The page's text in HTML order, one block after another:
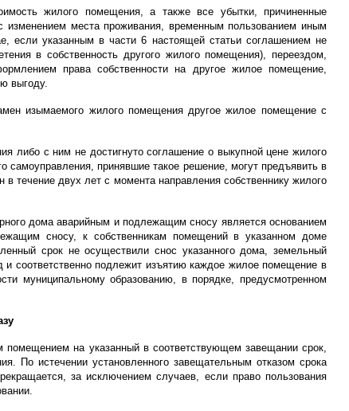
жилого помещения, а также все убытки, причиненные
изменением места проживания, временным пользованием иным
если указанным в части 6 настоящей статьи соглашением не
в собственность другого жилого помещения), переездом,
права собственности на другое жилое помещение,
выгоду.
изымаемого жилого помещения другое жилое помещение с
либо с ним не достигнуто соглашение о выкупной цене жилого
самоуправления, принявшие такое решение, могут предъявить в
двух лет с момента направления собственнику жилого
дома аварийным и подлежащим сносу является основанием
сносу, к собственникам помещений в указанном доме
срок не осуществили снос указанного дома, земельный
соответственно подлежит изъятию каждое жилое помещение в
муниципальному образованию, в порядке, предусмотренном
помещением на указанный в соответствующем завещании срок,
По истечении установленного завещательным отказом срока
за исключением случаев, если право пользования